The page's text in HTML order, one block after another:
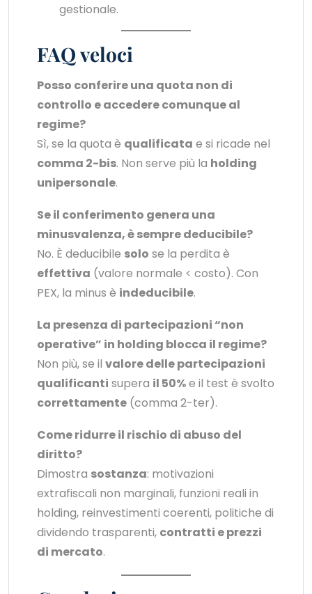
gestionale.
FAQ veloci
Posso conferire una quota non di
controllo e accedere comunque al
regime?
Sì, se la quota è qualificata e si ricade nel
comma 2-bis. Non serve più la holding
unipersonale.
Se il conferimento genera una
minusvalenza, è sempre deducibile?
No. È deducibile solo se la perdita è
effettiva (valore normale < costo). Con
PEX, la minus è indeducibile.
La presenza di partecipazioni “non
operative” in holding blocca il regime?
Non più, se il valore delle partecipazioni
qualificanti supera il 50%e il test è svolto
correttamente (comma 2-ter).
Come ridurre il rischio di abuso del
diritto?
Dimostra sostanza: motivazioni
extrafiscali non marginali, funzioni reali in
holding, reinvestimenti coerenti, politiche di
dividendo trasparenti, contratti e prezzi
di mercato.